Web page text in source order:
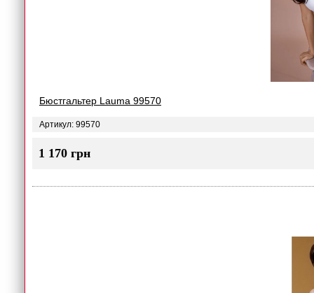
Бюстгальтер Lauma 99570
Артикул: 99570
1 170 грн